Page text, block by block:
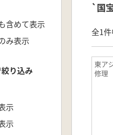
含めて表示
み表示
り込み
示
示
`国
全1
東ア
修理